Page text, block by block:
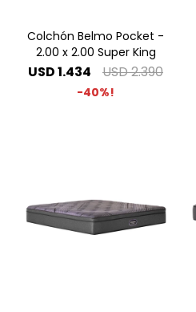
Colchón Belmo Pocket -
2.00 x 2.00 Super King
USD1.434 USD2.390
40